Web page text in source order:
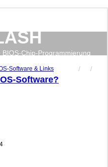
BIOS-Chip-Programmierung
Software & Links
Software?